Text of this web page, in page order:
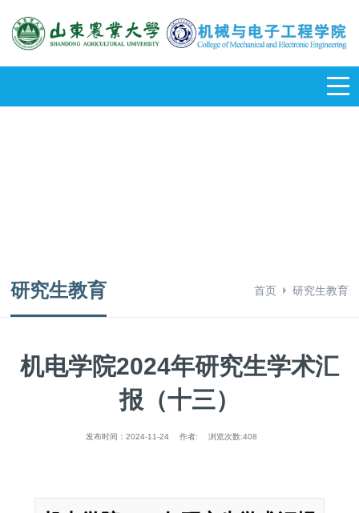
研究生教育 首页 研究生教育
机电学院2024年研究生学术汇
报（十三）
发布时间： 2024-11-24 作者: 浏览次数:408